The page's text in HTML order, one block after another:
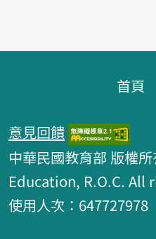
首頁
意見回饋
中華民國教育部 版權
Education, R.O.C. All
使用人次：647727978